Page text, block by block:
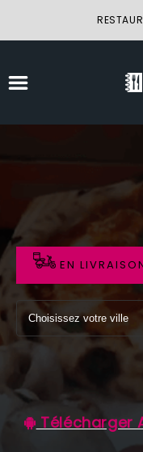
LA CARTE
VOTRE COMPTE
NOTRE
VOS AVIS
MENTIONS LÉGALES
EN
Télécharger